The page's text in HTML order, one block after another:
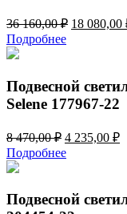
36 160,00₽
160,00 ₽.
18 080,00
Подробнее
Подвесной
Selene 177967-22
8 470,00₽
цена
составляла
470,00 ₽.
4 235,00 ₽
Подробнее
Подвесной